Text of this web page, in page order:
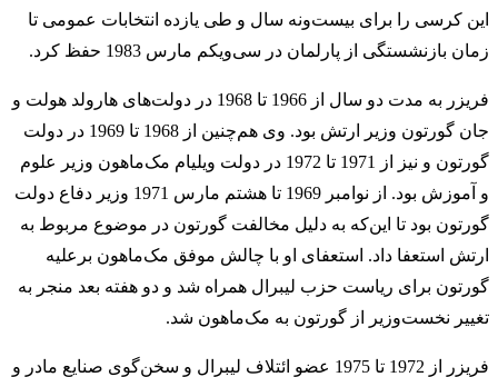
این کرسی را برای بیست‌ونه سال و طی یازده انتخابات عمومی تا
زمان بازنشستگی از پارلمان در سی‌ویکم مارس 1983 حفظ کرد.
فریزر به مدت دو سال از 1966 تا 1968 در دولت‌های هارولد هولت و
جان گورتون وزیر ارتش بود. وی هم‌چنین از 1968 تا 1969 در دولت
گورتون و نیز از 1971 تا 1972 در دولت ویلیام مک‌ماهون وزیر علوم
و آموزش بود. از نوامبر 1969 تا هشتم مارس 1971 وزیر دفاع دولت
گورتون بود تا این‌که به دلیل مخالفت گورتون در موضوع مربوط به
ارتش استعفا داد. استعفای او با چالش موفق مک‌ماهون برعلیه
گورتون برای ریاست حزب لیبرال همراه شد و دو هفته بعد منجر به
تغییر نخست‌وزیر از گورتون به مک‌ماهون شد.
فریزر از 1972 تا 1975 عضو ائتلاف لیبرال و سخن‌گوی صنایع مادر و